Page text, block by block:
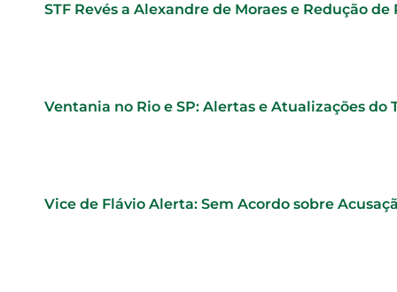
STF Revés a Alexandre de Moraes e Redução
Ventania no Rio e SP: Alertas e Atualizações do
Vice de Flávio Alerta: Sem Acordo sobre